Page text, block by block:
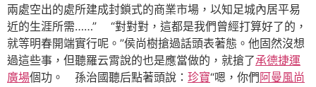
兩處空出的處所建成封鎖式的商業市場，以知足城內居平易
近的生涯所需……” “對對對，這都是我們曾經打算好了的，
就等明春開端實行呢。”侯尚樹搶過話頭表著態。他固然沒想
過這些事，但聽羅云霄說的也是應當做的，就搶了承德捷運
廣場個功。 孫治國聽后點著頭說： 珍寶“嗯，你們 阿曼風尚